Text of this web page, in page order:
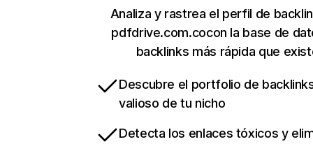
Analiza y rastrea el perfil de
pdfdrive.com.cocon la base de
backlinks más rápida que
Descubre el portfolio de
valioso de tu nicho
Detecta los enlaces tóxicos y